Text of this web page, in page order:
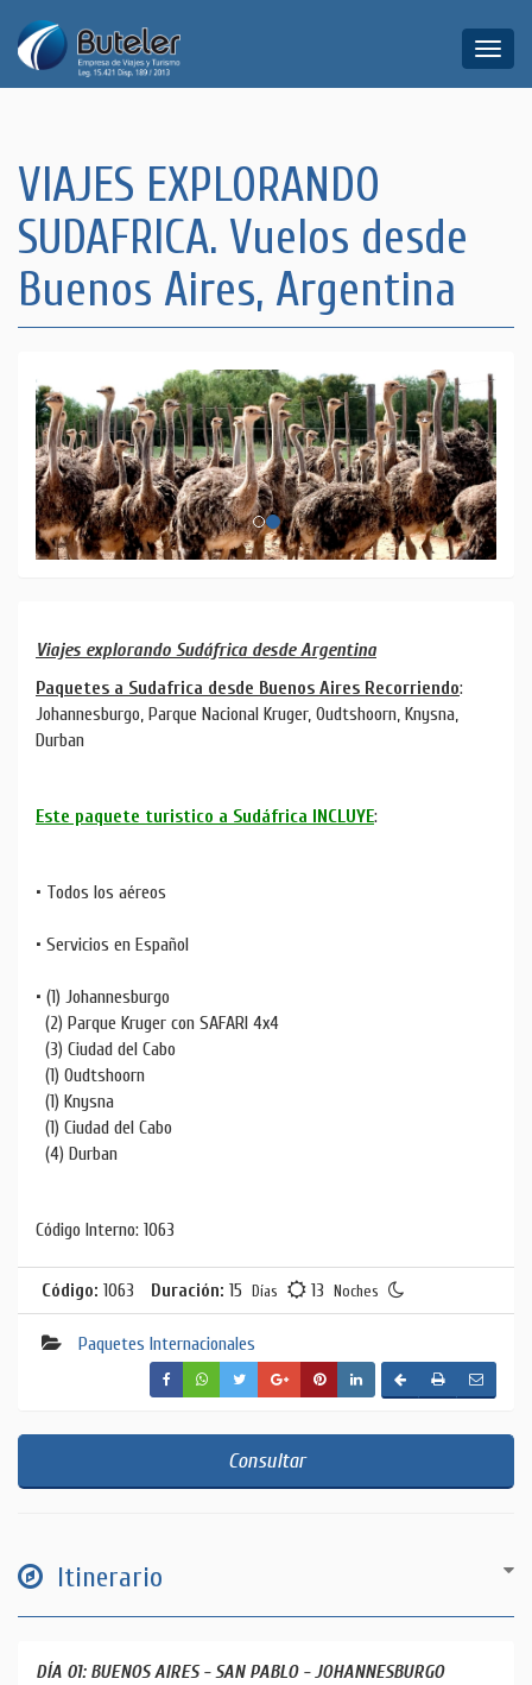
Toggle
VIAJES EXPLORANDO
SUDAFRICA. Vuelos desde
Buenos Aires, Argentina
Viajes explorando Sudáfrica desde Argentina
Paquetes a Sudafrica desde Buenos Aires Recorriendo:
Johannesburgo, Parque Nacional Kruger, Oudtshoorn, Knysna,
Durban
Este paquete turistico a Sudáfrica INCLUYE:
• Todos los aéreos
• Servicios en Español
• (1) Johannesburgo
(2) Parque Kruger con SAFARI 4x4
(3) Ciudad del Cabo
(1) Oudtshoorn
(1) Knysna
(1) Ciudad del Cabo
(4) Durban
Código Interno: 1063
Código: 1063 Duración: 15 Días 13 Noches
Paquetes Internacionales
Consultar
Itinerario
DÍA 01: BUENOS AIRES - SAN PABLO - JOHANNESBURGO